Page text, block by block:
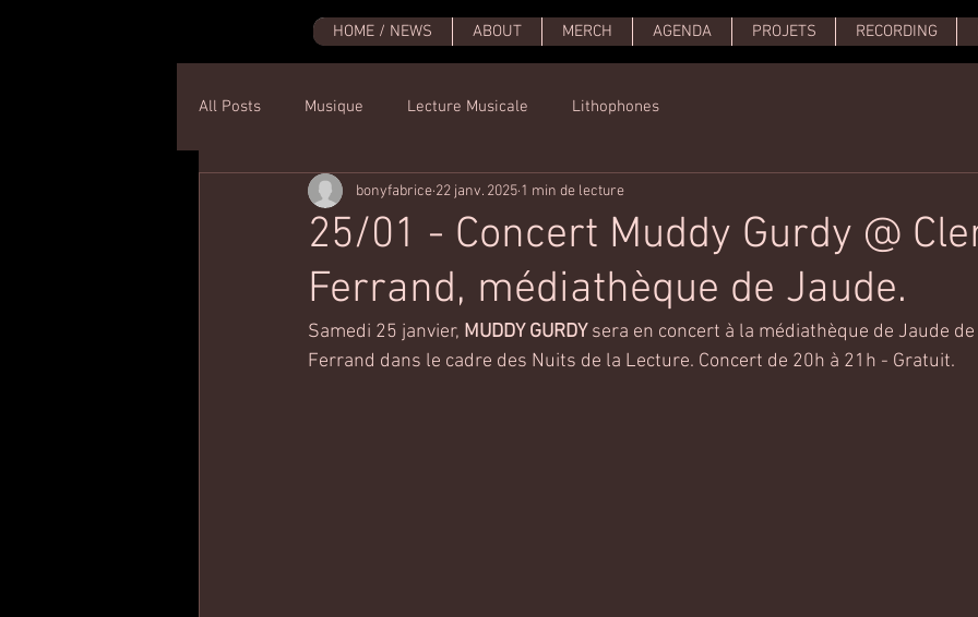
HOME / NEWS ABOUT MERCH AGENDA PROJETS RECORDING
All Posts Musique Lecture Musicale Lithophones
25/01 - Concert Muddy Gurdy @
Ferrand, médiathèque de Jaude.
bonyfabrice 22 janv. 2025 1 min de lecture
Samedi 25 janvier, MUDDY GURDY sera en concert à la médiathèque de Jaude
Ferrand dans le cadre des Nuits de la Lecture. Concert de 20h à 21h - Gratuit.